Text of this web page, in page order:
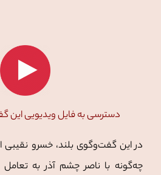
دسترسی به فایل ویدیویی این
در این گفت‌وگوی بلند، خسرو
چه‌گونه با ناصر چشم آذر به تعامل